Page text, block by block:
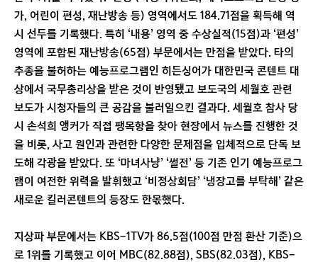
가, 어린이 편성, 재난방송 등) 영역에서도 184.71점을 획득해 역
시 선두를 기록했다. 특히 ‘내용’ 영역 중 수상실적(15점)과 ‘편성’
영역에 포함된 재난방송(65점) 부문에서는 만점을 받았다. 타의
추종을 불허하는 예능프로그램인 히든싱어가 대한민국 콘텐트 대
상에서 국무총리상을 받은 것이 반영됐고 보도국의 세월호 관련
보도가 시청자들의 큰 공감을 불러일으킨 결과다. 세월호 참사 당
시 손석희 앵커가 직접 팽목항을 찾아 현장에서 뉴스를 진행한 것
을 비롯, 사고 원인과 관련한 다양한 문제점을 입체적으로 단독 보
도해 각광을 받았다. 또 ‘마녀사냥’ ‘썰전’ 등 기존 인기 예능프로그
램이 여전한 위력을 발휘했고 ‘비정상회담’ ‘냉장고를 부탁해’ 같은
새로운 킬러콘텐트의 등장도 한몫했다.
지상파 부문에서는 KBS-1TV가 86.5점(100점 만점 환산 기준)으
로 1위를 기록했고 이어 MBC(82.88점), SBS(82.03점), KBS-